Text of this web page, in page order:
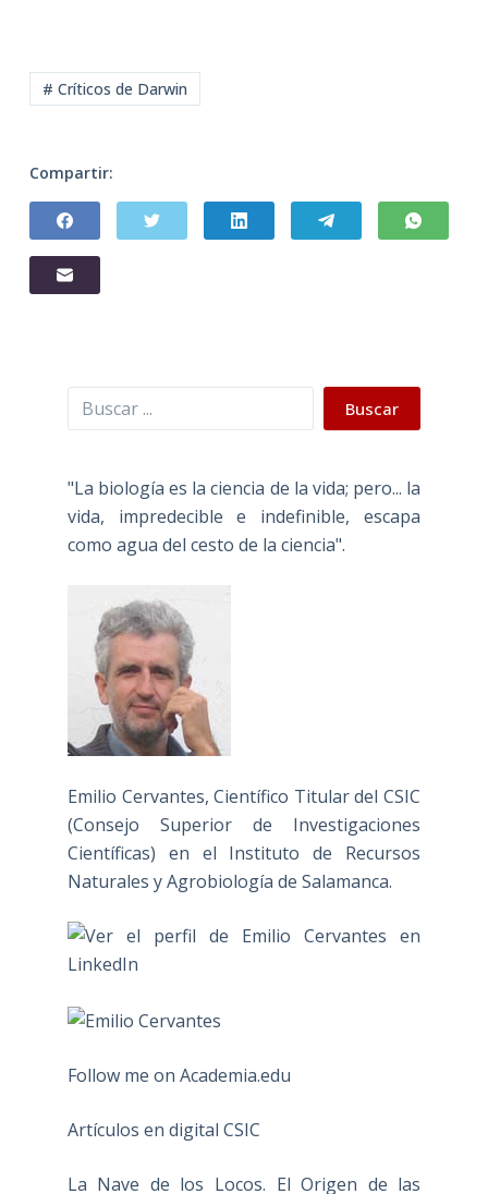
# Críticos de Darwin
Compartir:
Buscar Buscar
"La biología es la ciencia de la vida; pero... la
vida, impredecible e indefinible, escapa
como agua del cesto de la ciencia".
Emilio Cervantes, Científico Titular del CSIC
(Consejo Superior de Investigaciones
Científicas) en el Instituto de Recursos
Naturales y Agrobiología de Salamanca.
Follow me on Academia.edu
Artículos en digital CSIC
La Nave de los Locos. El Origen de las